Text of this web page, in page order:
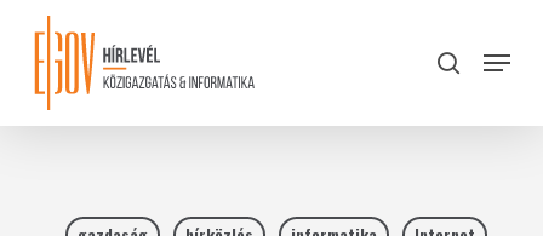
content
search
Menu
Close